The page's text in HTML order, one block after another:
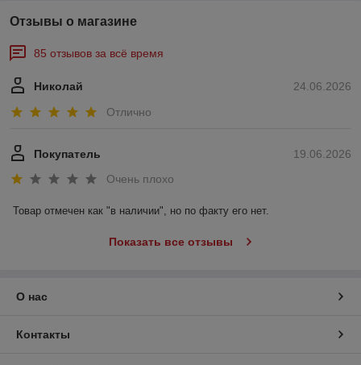
Отзывы о магазине
85 отзывов за всё время
24.06.2026
Николай
Отлично
19.06.2026
Покупатель
Очень плохо
Товар отмечен как "в наличии", но по факту его нет.
Показать все отзывы
О нас
Контакты